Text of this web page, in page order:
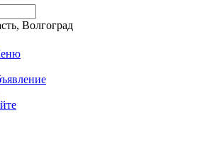
Волгоград